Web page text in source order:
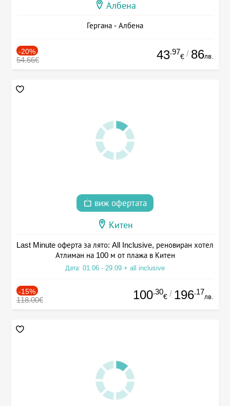
Албена
Гергана - Албена
-20%
54.66€ 43.97
€ / 86лв.
виж офертата
Китен
Last Minute оферта за лято: All Inclusive, реновиран хотел
Атлиман на 100 м от плажа в Китен
Дата: 01.06 - 29.09 + all inclusive
-15%
118.00€ 100.30
€ / 196.17
лв.